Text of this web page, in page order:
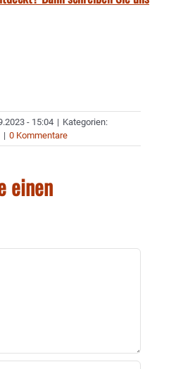
- 15:04 | Kategorien:
| 0 Kommentare
einen